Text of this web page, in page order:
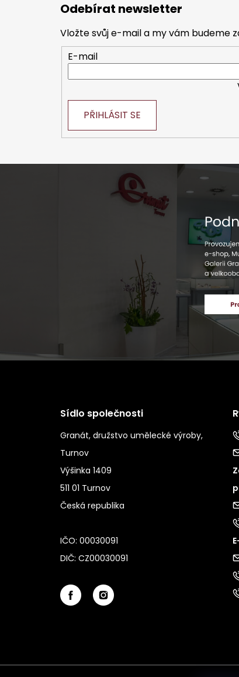
5
hvězdiček.
Odebírat newsletter
Vložte svůj e-mail a my vám budeme
E-mail
PŘIHLÁSIT SE
Sídlo společnosti
Granát, družstvo umělecké výroby,
Turnov
Výšinka 1409
511 01 Turnov
Česká republika
IČO: 00030091
DIČ: CZ00030091